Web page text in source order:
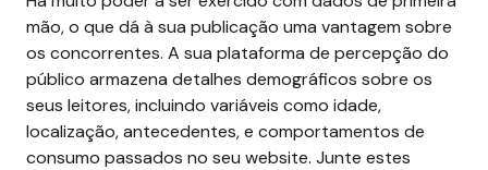
mão, o que dá à sua publicação uma vantagem sobre
os concorrentes. A sua plataforma de percepção do
público armazena detalhes demográficos sobre os
seus leitores, incluindo variáveis como idade,
localização, antecedentes, e comportamentos de
consumo passados no seu website. Junte estes